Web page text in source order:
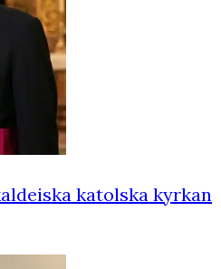
katolska kyrkan